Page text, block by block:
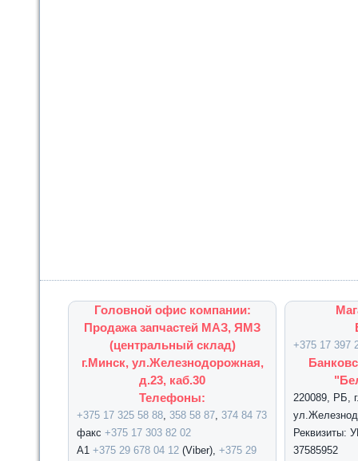
Головной офис компании:
Продажа запчастей МАЗ, ЯМЗ
(центральный склад)
г.Минск, ул.Железнодорожная,
д.23, каб.30
Телефоны:
+375 17 325 58 88, 358 58 87, 374 84 73
факс +375 17 303 82 02
А1 +375 29 678 04 12 (Viber), +375 29
+375 17 397
220089, РБ,
Реквизиты:
37585952